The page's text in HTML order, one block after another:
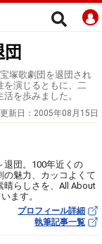
塚歌劇団を退団され
を演じるともに、二
を歩みました。
更新日： 2005年08月15日
退団。100年近くの
の魅力、カッコよくて
晴らしさを、All About
ます。
プロフィール詳細
執筆記事一覧